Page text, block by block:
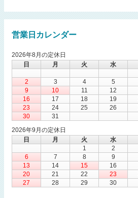
営業日カレンダー
2026年8月の定休日
日
月 火 水
2
3 4 5
9
10 11 12
16
17 18 19
23
24 25 26
30
31
2026年9月の定休日
日
月 火 水
1
2
6
7 8 9
13
14 15 16
20
21 22 23
27
28 29 30